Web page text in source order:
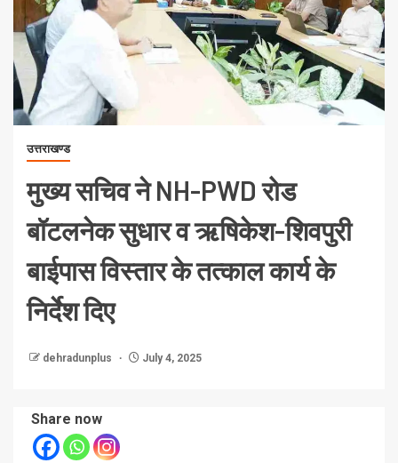
उत्तराखण्ड
मुख्य सचिव ने NH-PWD रोड
बॉटलनेक सुधार व ऋषिकेश-शिवपुरी
बाईपास विस्तार के तत्काल कार्य के
निर्देश दिए
dehradunplus July 4, 2025
Share now